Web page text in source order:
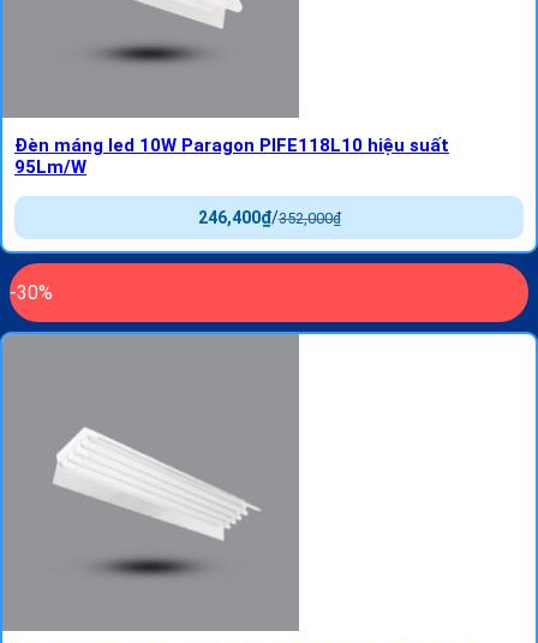
Đèn máng led 10W Paragon PIFE118L10 hiệu suất
95Lm/W
352,000₫
/
246,400₫
-30%